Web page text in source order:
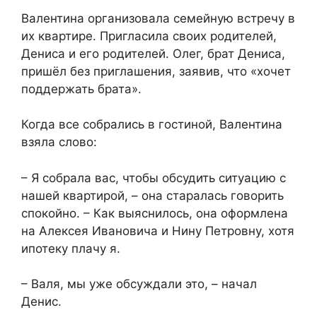
Валентина организовала семейную встречу в
их квартире. Пригласила своих родителей,
Дениса и его родителей. Олег, брат Дениса,
пришёл без приглашения, заявив, что «хочет
поддержать брата».
Когда все собрались в гостиной, Валентина
взяла слово:
– Я собрала вас, чтобы обсудить ситуацию с
нашей квартирой, – она старалась говорить
спокойно. – Как выяснилось, она оформлена
на Алексея Ивановича и Нину Петровну, хотя
ипотеку плачу я.
– Валя, мы уже обсуждали это, – начал
Денис.